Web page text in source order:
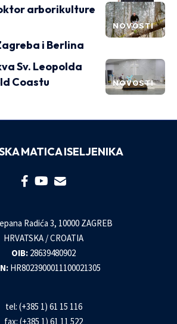
NOVOSTI
arborikulture
i Berlina
NOVOSTI
Sv. Leopolda
Coastu
MATICA ISELJENIKA
Radića 3, 10000 ZAGREB
HRVATSKA / CROATIA
OIB: 28639480902
HR8023900011100021305
tel: (+385 1) 61 15 116
fax: (+385 1) 61 11 522